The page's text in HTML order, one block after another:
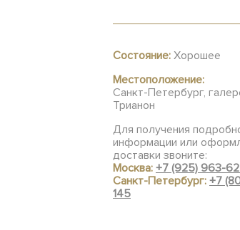
Состояние: Хорошее
Местоположение:
Санкт-Петербург,
Трианон
Для получения
информации или
доставки звоните:
Москва: +7 (925) 963-
Санкт-Петербург: +7
145